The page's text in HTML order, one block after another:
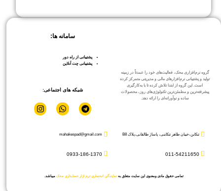
گروه نرم‌افزاری محک، فعالیت‌های خود را عمدتاً در زمینه
تولید و پشتیبانی نرم‌افزارهای مالی و مدیریتی متمرکز کرده
است. این گروه از ابتدا تلاش کرده تا با به‌کارگیری
پیشرفته‌ترین و مطمئن‌ترین تکنولوژی‌های روز، محصولات
ساده و نوآورانه‌ای را ارائه دهد.
سامانه ها:
پشتیبانی از راه دور
پشتیبانی چت آنلاین
شبکه های اجتماعی:
T
e
g
a
W
h
s
I
n
تنکابن،خیبان طاهر تنکابنی، پاساژ طالقانی،پلاک B8 mahakespad@gmail.com
011-54211650
0933-186-1370
تمامی حقوق مادی ومعنوی این سایت متعلق بهنمایندگی انحصاری نرم ازار حسابداری محک میباشد.